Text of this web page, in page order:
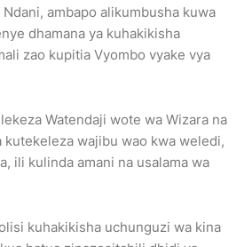
ambapo alikumbusha kuwa
dhamana ya kuhakikisha
zao kupitia Vyombo vyake vya
Watendaji wote wa Wizara na
kutekeleza wajibu wao kwa weledi,
ili kulinda amani na usalama wa
kuhakikisha uchunguzi wa kina